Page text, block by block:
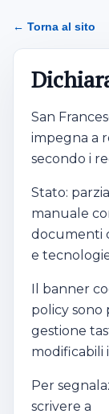
← Torna al sito
San
impegna a
secondo i
Stato:
manuale
documenti
e
Il banner
policy sono
gestione
modificabili
Per
scrivere a